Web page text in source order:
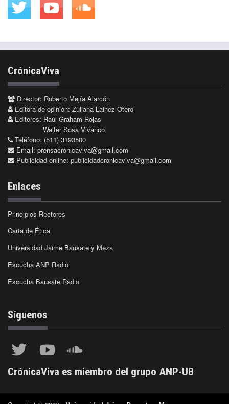
CrónicaViva
Director: Roberto Mejía Alarcón
Editora de opinión: Zuliana Lainez Otero
Editores: Raúl Graham Rojas
Walter Sosa Vivanco
Teléfono: (511) 3193500
Email: prensacronicaviva@gmail.com
Publicidad online: publicidadcronicaviva@gmail.com
Enlaces
Principios Rectores
Carta de Ética
Universidad Jaime Bausate y Meza
Escucha ANP Radio
Escucha Bausate Radio
Síguenos
CrónicaViva es miembro del grupo ANP-UB